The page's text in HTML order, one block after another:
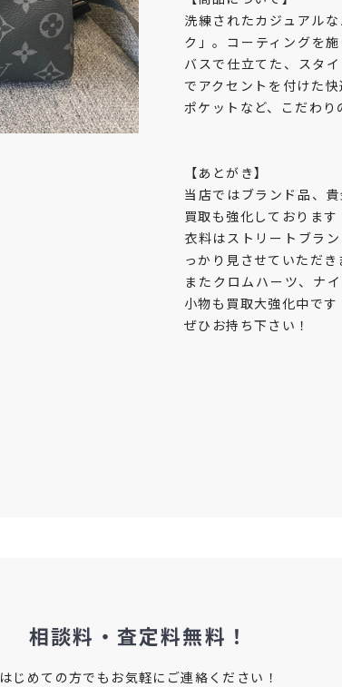
洗練されたカジュアル
ク」。コーティングを
バスで仕立てた、スタ
でアクセントを付けた
ポケットなど、こだわ
【あとがき】
当店ではブランド品、
買取も強化しております
衣料はストリートブラ
っかり見させていただき
またクロムハーツ、ナ
小物も買取大強化中です
ぜひお持ち下さい！
相談料・査定料無料！
はじめての方でもお気軽にご連絡ください！